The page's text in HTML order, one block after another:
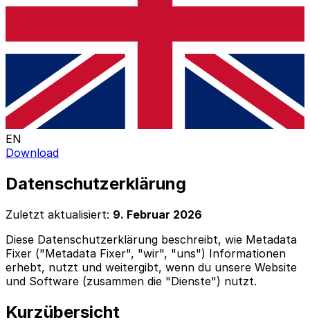
EN
Download
Datenschutzerklärung
Zuletzt aktualisiert: 9. Februar 2026
Diese Datenschutzerklärung beschreibt, wie Metadata
Fixer ("Metadata Fixer", "wir", "uns") Informationen
erhebt, nutzt und weitergibt, wenn du unsere Website
und Software (zusammen die "Dienste") nutzt.
Kurzübersicht